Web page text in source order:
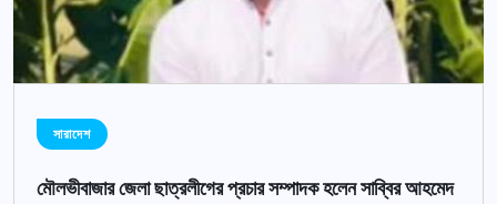
সারাদেশ
মৌলভীবাজার জেলা ছাত্রলীগের প্রচার সম্পাদক হলেন সাব্বির আহমেদ